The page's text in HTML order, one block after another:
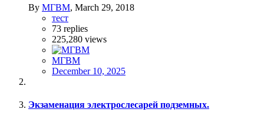
By МГВМ, March 29, 2018
тест
73 replies
225,280 views
МГВМ
December 10, 2025
Экзаменация электрослесарей подземных.